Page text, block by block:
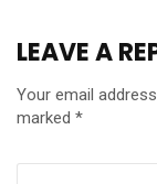
LEAVE A
Your email
marked *